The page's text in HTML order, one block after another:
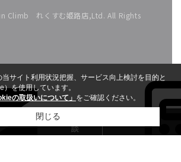
談
Climb れくすむ姫路店,Ltd. All Rights
サイト利用状況把握、サービス向上検討を目的と
を使用しています。
の取扱いについて」 をご確認ください。
閉じる